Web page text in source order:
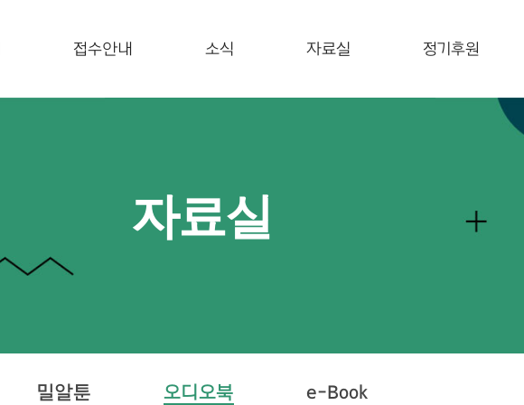
접수안내 소식 자료실 정기후원
자료실
밀알툰 오디오북 e-Book